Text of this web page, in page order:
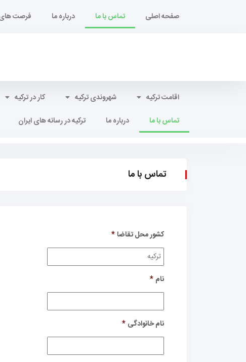
صفحه اصلی تماس با ما درباره ما فرصت
اقامت ترکیه شهروندی ترکیه کار در ترکیه
تماس با ما
درباره ما ترکیه در رسانه های ایران
تماس با ما
کشور محل تقاضا *
نام *
نام خانوادگی *